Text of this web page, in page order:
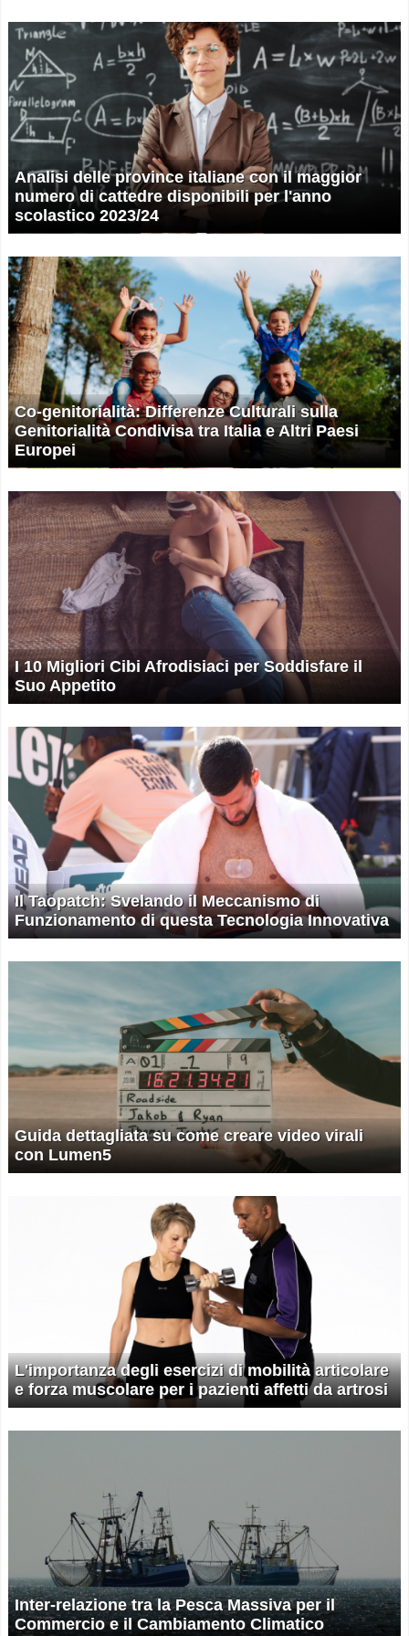
Analisi delle province italiane con il maggior
numero di cattedre disponibili per l'anno
scolastico 2023/24
Co-genitorialità: Differenze Culturali sulla
Genitorialità Condivisa tra Italia e Altri Paesi
Europei
I 10 Migliori Cibi Afrodisiaci per Soddisfare il
Suo Appetito
Il Taopatch: Svelando il Meccanismo di
Funzionamento di questa Tecnologia Innovativa
Guida dettagliata su come creare video virali
con Lumen5
L'importanza degli esercizi di mobilità articolare
e forza muscolare per i pazienti affetti da artrosi
Inter-relazione tra la Pesca Massiva per il
Commercio e il Cambiamento Climatico